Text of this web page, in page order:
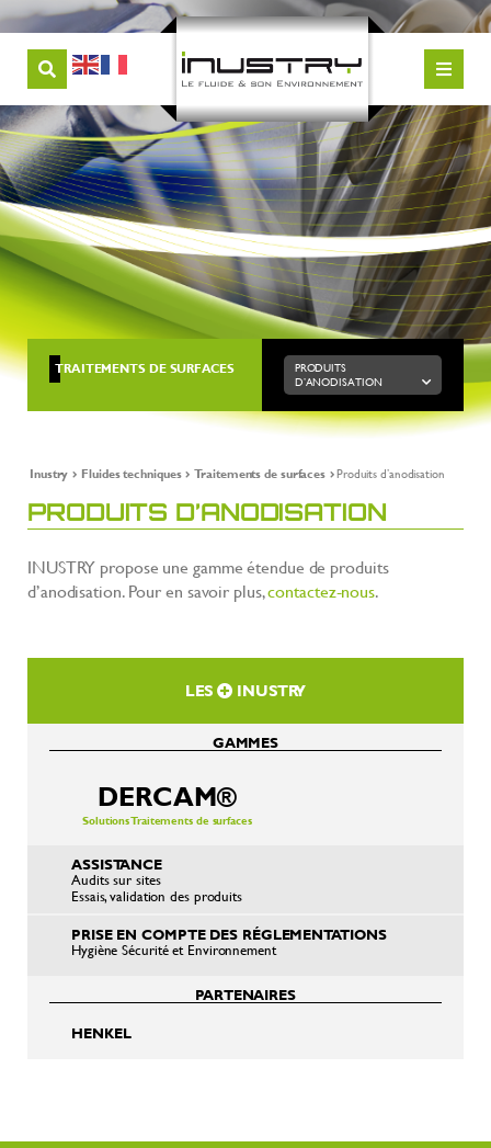
TRAITEMENTS DE SURFACES
PRODUITS
D’ANODISATION
Inustry Fluides techniques Traitements de surfaces Produits d’anodisation
PRODUITS D’ANODISATION
INUSTRY propose une gamme étendue de produits
d’anodisation. Pour en savoir plus,contactez-nous.
LES INUSTRY
GAMMES
DERCAM®
Solutions Traitements de surfaces
ASSISTANCE
Audits sur sites
Essais, validation des produits
PRISE EN COMPTE DES RÉGLEMENTATIONS
Hygiène Sécurité et Environnement
PARTENAIRES
HENKEL